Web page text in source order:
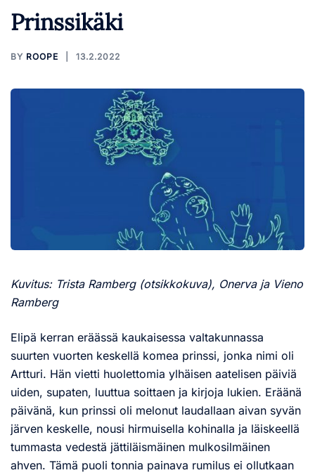
Prinssikäki
BY ROOPE 13.2.2022
Kuvitus: Trista Ramberg (otsikkokuva), Onerva ja Vieno
Ramberg
Elipä kerran eräässä kaukaisessa valtakunnassa
suurten vuorten keskellä komea prinssi, jonka nimi oli
Artturi. Hän vietti huolettomia ylhäisen aatelisen päiviä
uiden, supaten, luuttua soittaen ja kirjoja lukien. Eräänä
päivänä, kun prinssi oli melonut laudallaan aivan syvän
järven keskelle, nousi hirmuisella kohinalla ja läiskeellä
tummasta vedestä jättiläismäinen mulkosilmäinen
ahven. Tämä puoli tonnia painava rumilus ei ollutkaan